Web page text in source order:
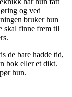
og ved
bruker hun
skal finne frem til
de bare hadde tid,
bok eller et dikt.
hun.